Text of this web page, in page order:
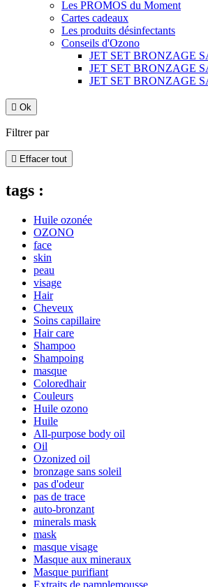
Les PROMOS du Moment
Cartes cadeaux
Les produits désinfectants
Conseils d'Ozono
JET SET BRONZAGE
JET SET BRONZAGE
JET SET BRONZAGE
 Ok
Filtrer par
 Effacer tout
tags :
Huile ozonée
OZONO
face
skin
peau
visage
Hair
Cheveux
Soins capillaire
Hair care
Shampoo
Shampoing
masque
Coloredhair
Couleurs
Huile ozono
Huile
All-purpose body oil
Oil
Ozonized oil
bronzage sans soleil
pas d'odeur
pas de trace
auto-bronzant
minerals mask
mask
masque visage
Masque aux mineraux
Masque purifiant
Extraits de pamplemousse